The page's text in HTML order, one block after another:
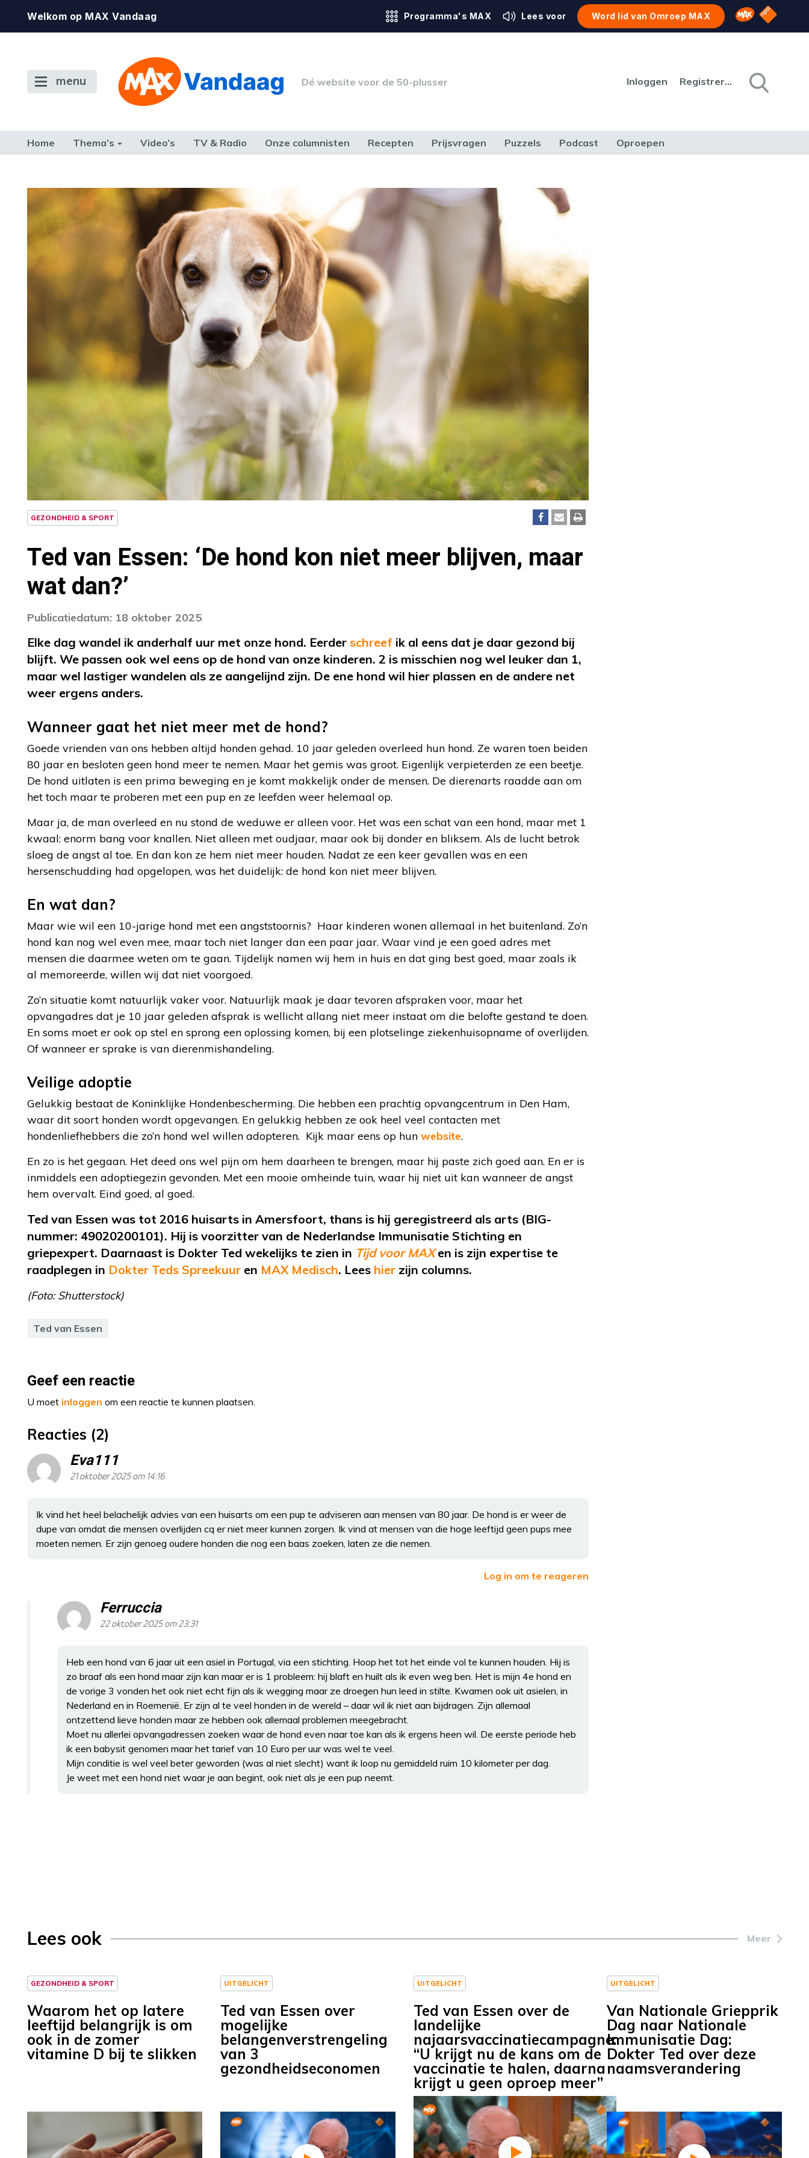
Welkom op MAX Vandaag Programma's MAX Lees voor Word lid van Omroep MAX Omroep MAX
NPO
menu Dé website voor de 50-plusser Inloggen Registreren
Home Thema’s Video’s TV & Radio Onze columnisten Recepten Prijsvragen Puzzels Podcast Oproepen
GEZONDHEID & SPORT
Ted van Essen: ‘De hond kon niet meer blijven, maar
wat dan?’
Publicatiedatum: 18 oktober 2025
Elke dag wandel ik anderhalf uur met onze hond. Eerder schreef ik al eens dat je daar gezond bij
blijft. We passen ook wel eens op de hond van onze kinderen. 2 is misschien nog wel leuker dan 1,
maar wel lastiger wandelen als ze aangelijnd zijn. De ene hond wil hier plassen en de andere net
weer ergens anders.
Wanneer gaat het niet meer met de hond?
Goede vrienden van ons hebben altijd honden gehad. 10 jaar geleden overleed hun hond. Ze waren toen beiden
80 jaar en besloten geen hond meer te nemen. Maar het gemis was groot. Eigenlijk verpieterden ze een beetje.
De hond uitlaten is een prima beweging en je komt makkelijk onder de mensen. De dierenarts raadde aan om
het toch maar te proberen met een pup en ze leefden weer helemaal op.
Maar ja, de man overleed en nu stond de weduwe er alleen voor. Het was een schat van een hond, maar met 1
kwaal: enorm bang voor knallen. Niet alleen met oudjaar, maar ook bij donder en bliksem. Als de lucht betrok
sloeg de angst al toe. En dan kon ze hem niet meer houden. Nadat ze een keer gevallen was en een
hersenschudding had opgelopen, was het duidelijk: de hond kon niet meer blijven.
En wat dan?
Maar wie wil een 10-jarige hond met een angststoornis? Haar kinderen wonen allemaal in het buitenland. Zo’n
hond kan nog wel even mee, maar toch niet langer dan een paar jaar. Waar vind je een goed adres met
mensen die daarmee weten om te gaan. Tijdelijk namen wij hem in huis en dat ging best goed, maar zoals ik
al memoreerde, willen wij dat niet voorgoed.
Zo’n situatie komt natuurlijk vaker voor. Natuurlijk maak je daar tevoren afspraken voor, maar het
opvangadres dat je 10 jaar geleden afsprak is wellicht allang niet meer instaat om die belofte gestand te doen.
En soms moet er ook op stel en sprong een oplossing komen, bij een plotselinge ziekenhuisopname of overlijden.
Of wanneer er sprake is van dierenmishandeling.
Veilige adoptie
Gelukkig bestaat de Koninklijke Hondenbescherming. Die hebben een prachtig opvangcentrum in Den Ham,
waar dit soort honden wordt opgevangen. En gelukkig hebben ze ook heel veel contacten met
hondenliefhebbers die zo’n hond wel willen adopteren. Kijk maar eens op hun website.
En zo is het gegaan. Het deed ons wel pijn om hem daarheen te brengen, maar hij paste zich goed aan. En er is
inmiddels een adoptiegezin gevonden. Met een mooie omheinde tuin, waar hij niet uit kan wanneer de angst
hem overvalt. Eind goed, al goed.
Ted van Essen was tot 2016 huisarts in Amersfoort, thans is hij geregistreerd als arts (BIG-
nummer: 49020200101). Hij is voorzitter van de Nederlandse Immunisatie Stichting en
griepexpert. Daarnaast is Dokter Ted wekelijks te zien in Tijd voor MAX en is zijn expertise te
raadplegen in Dokter Teds Spreekuur en MAX Medisch. Lees hier zijn columns.
(Foto: Shutterstock)
Ted van Essen
Geef een reactie
U moet inloggen om een reactie te kunnen plaatsen.
Reacties (2)
Eva111
21 oktober 2025 om 14:16
Ik vind het heel belachelijk advies van een huisarts om een pup te adviseren aan mensen van 80 jaar. De hond is er weer de
dupe van omdat die mensen overlijden cq er niet meer kunnen zorgen. Ik vind at mensen van die hoge leeftijd geen pups mee
moeten nemen. Er zijn genoeg oudere honden die nog een baas zoeken, laten ze die nemen.
Log in om te reageren
Ferruccia
22 oktober 2025 om 23:31
Heb een hond van 6 jaar uit een asiel in Portugal, via een stichting. Hoop het tot het einde vol te kunnen houden. Hij is
zo braaf als een hond maar zijn kan maar er is 1 probleem: hij blaft en huilt als ik even weg ben. Het is mijn 4e hond en
de vorige 3 vonden het ook niet echt fijn als ik wegging maar ze droegen hun leed in stilte. Kwamen ook uit asielen, in
Nederland en in Roemenië. Er zijn al te veel honden in de wereld – daar wil ik niet aan bijdragen. Zijn allemaal
ontzettend lieve honden maar ze hebben ook allemaal problemen meegebracht.
Moet nu allerlei opvangadressen zoeken waar de hond even naar toe kan als ik ergens heen wil. De eerste periode heb
ik een babysit genomen maar het tarief van 10 Euro per uur was wel te veel.
Mijn conditie is wel veel beter geworden (was al niet slecht) want ik loop nu gemiddeld ruim 10 kilometer per dag.
Je weet met een hond niet waar je aan begint, ook niet als je een pup neemt.
Lees ook Meer
GEZONDHEID & SPORT
Waarom het op latere
leeftijd belangrijk is om
ook in de zomer
vitamine D bij te slikken
UITGELICHT
Ted van Essen over
mogelijke
belangenverstrengeling
van 3
gezondheidseconomen
UITGELICHT
Ted van Essen over de
landelijke
najaarsvaccinatiecampagne:
“U krijgt nu de kans om de
vaccinatie te halen, daarna
krijgt u geen oproep meer”
UITGELICHT
Van Nationale Griepprik
Dag naar Nationale
Immunisatie Dag:
Dokter Ted over deze
naamsverandering